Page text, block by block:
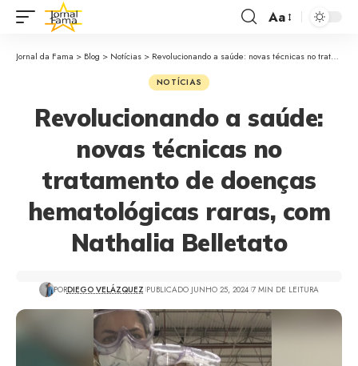
Aa
Jornal da Fama > Blog > Notícias > Revolucionando a saúde: novas técnicas no tratamento de doenças hematológicas raras, com Nathalia Belletato
NOTÍCIAS
Revolucionando a saúde:
novas técnicas no
tratamento de doenças
hematológicas raras, com
Nathalia Belletato
PORDIEGO VELÁZQUEZ PUBLICADO JUNHO 25, 2024 7 MIN DE LEITURA